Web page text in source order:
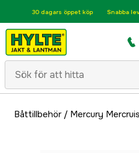
30 dagars öppet köp Snabba
Båttillbehör/ Mercury